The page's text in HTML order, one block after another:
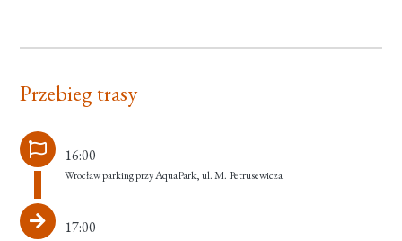
Przebieg trasy
16:00
Wrocław parking przy AquaPark, ul. M. Petrusewicza
17:00